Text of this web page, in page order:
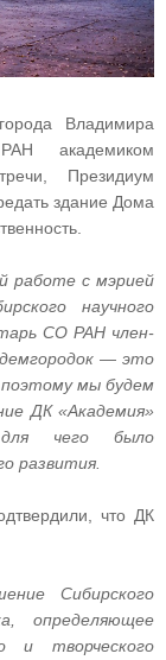
Владимира
академиком
Президиум
здание Дома
работе с мэрией
научного
СО РАН член-
—это
мы будем
ДК «Академия»
для чего было
развития.
что ДК
Сибирского
определяющее
и творческого